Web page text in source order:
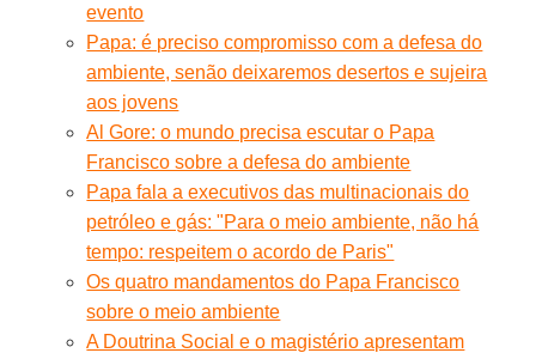
evento
Papa: é preciso compromisso com a defesa do
ambiente, senão deixaremos desertos e sujeira
aos jovens
Al Gore: o mundo precisa escutar o Papa
Francisco sobre a defesa do ambiente
Papa fala a executivos das multinacionais do
petróleo e gás: "Para o meio ambiente, não há
tempo: respeitem o acordo de Paris"
Os quatro mandamentos do Papa Francisco
sobre o meio ambiente
A Doutrina Social e o magistério apresentam